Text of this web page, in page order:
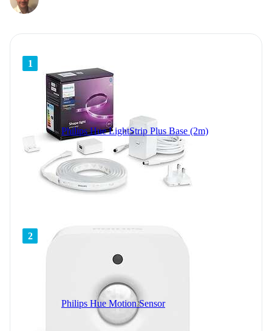
1
Philips Hue LightStrip Plus Base (2m)
2
Philips Hue Motion Sensor